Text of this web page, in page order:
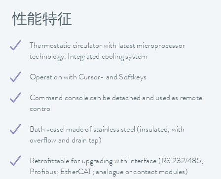
性能特征
Thermostatic circulator with latest microprocessor
technology. Integrated cooling system
Operation with Cursor- and Softkeys
Command console can be detached and used as remote
control
Bath vessel made of stainless steel (insulated, with
overflow and drain tap)
Retrofittable for upgrading with interface (RS 232/485,
Profibus; EtherCAT; analogue or contact modules)